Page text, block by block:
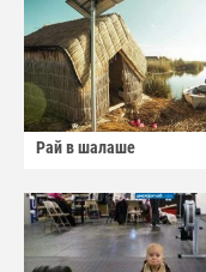
Рай в шалаше